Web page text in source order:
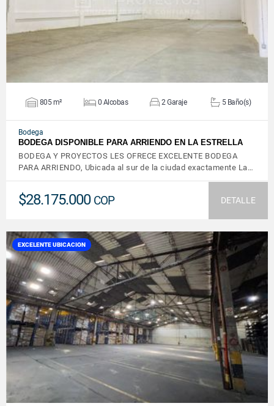
805 m² 0 Alcobas 2 Garaje 5 Baño(s)
Bodega
BODEGA DISPONIBLE PARA ARRIENDO EN LA ESTRELLA
BODEGA Y PROYECTOS LES OFRECE EXCELENTE BODEGA
PARA ARRIENDO, Ubicada al sur de la ciudad exactamente La…
$28.175.000 COP DETALLE
EXCELENTE UBICACION
VER DETALLES